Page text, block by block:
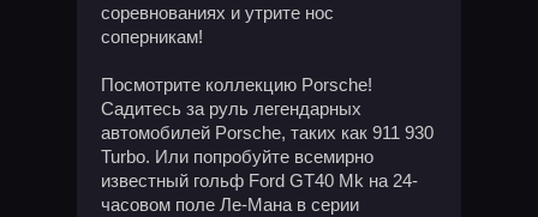
соревнованиях и утрите нос
соперникам!
Посмотрите коллекцию Porsche!
Садитесь за руль легендарных
автомобилей Porsche, таких как 911 930
Turbo. Или попробуйте всемирно
известный гольф Ford GT40 Mk на 24-
часовом поле Ле-Мана в серии